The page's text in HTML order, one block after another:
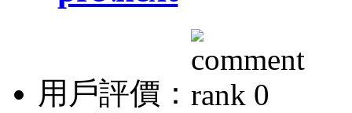
用戶評價：